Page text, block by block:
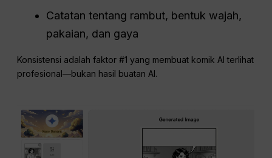
Catatan tentang rambut, bentuk wajah,
pakaian, dan gaya
Konsistensi adalah faktor #1 yang membuat komik AI terlihat
profesional—bukan hasil buatan AI.